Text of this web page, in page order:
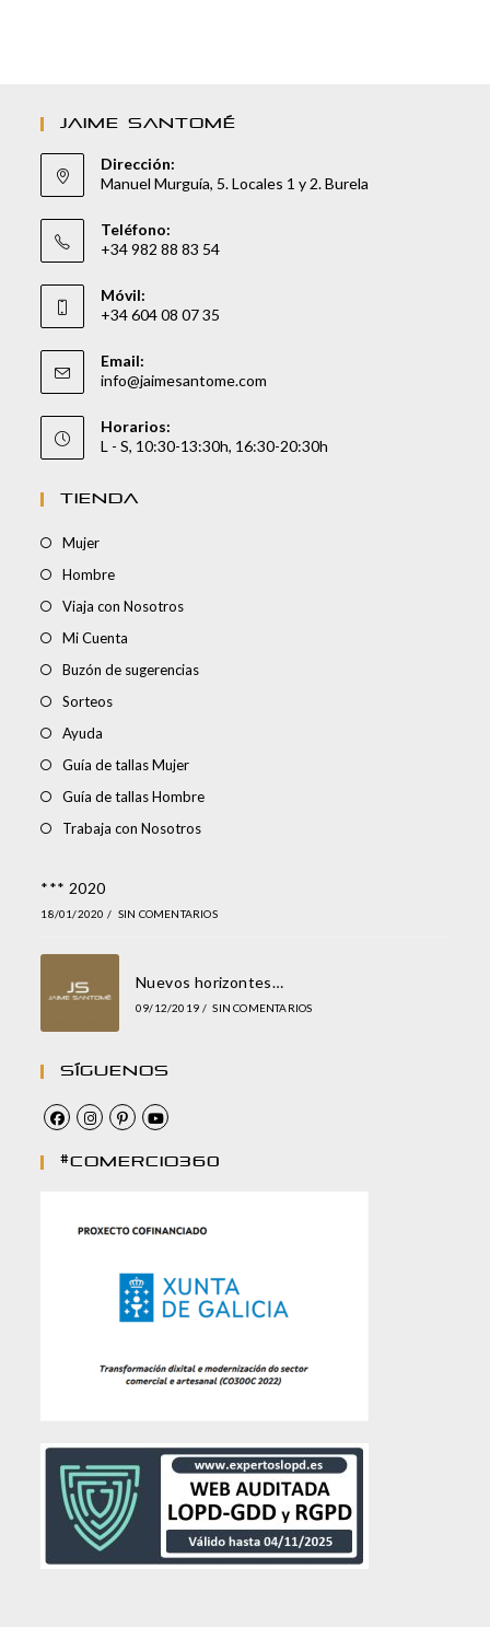
JAIME SANTOMÉ
Dirección:
Manuel Murguía, 5. Locales 1 y 2. Burela
Teléfono:
+34 982 88 83 54
Móvil:
+34 604 08 07 35
Email:
info@jaimesantome.com
Horarios:
L - S, 10:30-13:30h, 16:30-20:30h
TIENDA
Mujer
Hombre
Viaja con Nosotros
Mi Cuenta
Buzón de sugerencias
Sorteos
Ayuda
Guía de tallas Mujer
Guía de tallas Hombre
Trabaja con Nosotros
*** 2020
18/01/2020 / SIN COMENTARIOS
Nuevos horizontes…
09/12/2019 / SIN COMENTARIOS
Síguenos
#comercio360